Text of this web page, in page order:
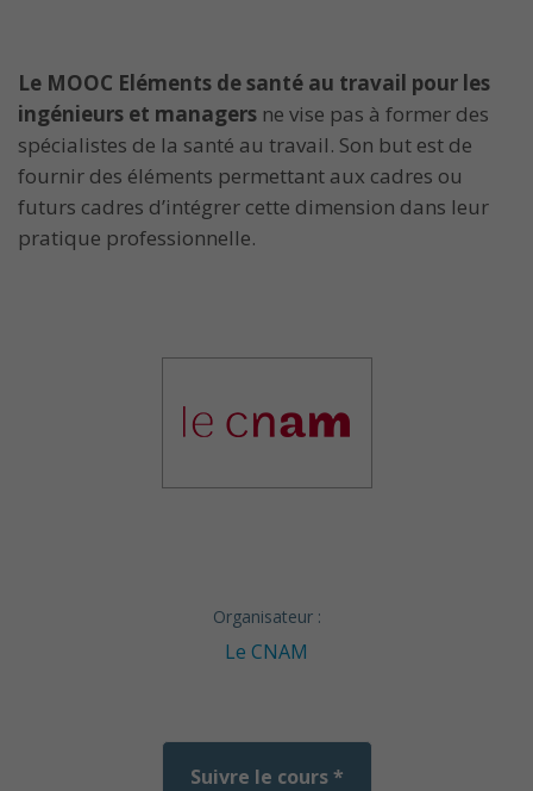
Le MOOC Eléments de santé au travail pour les
ingénieurs et managers ne vise pas à former des
spécialistes de la santé au travail. Son but est de
fournir des éléments permettant aux cadres ou
futurs cadres d’intégrer cette dimension dans leur
pratique professionnelle.
Organisateur :
Le CNAM
Suivre le cours *